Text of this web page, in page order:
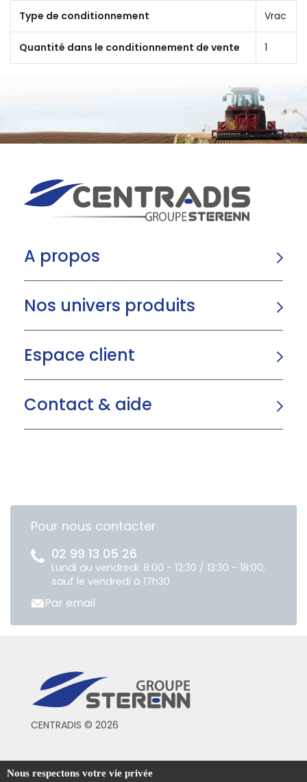
Type de conditionnement Vrac
Quantité dans le conditionnement de vente 1
A propos
Nos univers produits
Espace client
Contact & aide
Pour nous contacter
02 99 13 05 26
Lundi au vendredi: 8:00 - 12:30 / 13:30 - 18:00,
sauf le vendredi à 17h30
Par email
CENTRADIS © 2026
Conditions générales de vente
Nous respectons votre vie privée